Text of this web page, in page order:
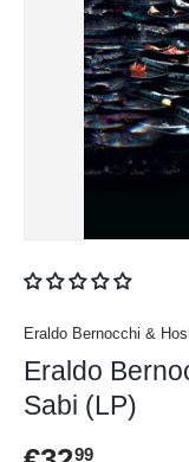
Eraldo Bernocchi &
Eraldo
Sabi (LP)
99